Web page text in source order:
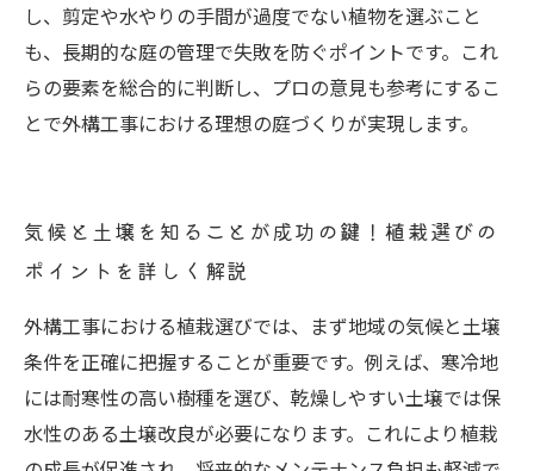
し、剪定や水やりの手間が過度でない植物を選ぶこと
も、長期的な庭の管理で失敗を防ぐポイントです。これ
らの要素を総合的に判断し、プロの意見も参考にするこ
とで外構工事における理想の庭づくりが実現します。
気候と土壌を知ることが成功の鍵！植栽選びの
ポイントを詳しく解説
外構工事における植栽選びでは、まず地域の気候と土壌
条件を正確に把握することが重要です。例えば、寒冷地
には耐寒性の高い樹種を選び、乾燥しやすい土壌では保
水性のある土壌改良が必要になります。これにより植栽